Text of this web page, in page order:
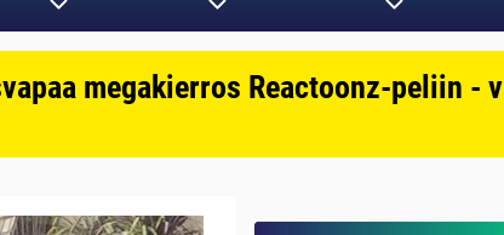
megakierros Reactoonz-peliin -